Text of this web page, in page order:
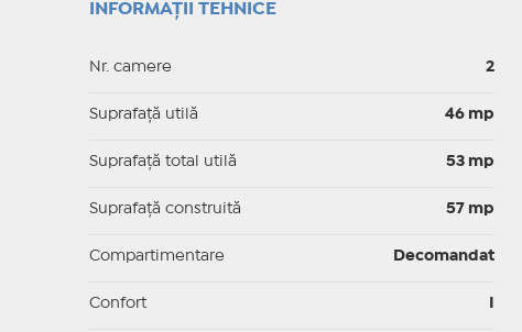
INFORMAȚII TEHNICE
Nr. camere 2
Suprafaţă utilă 46 mp
Suprafaţă total utilă 53 mp
Suprafaţă construită 57 mp
Compartimentare Decomandat
Confort